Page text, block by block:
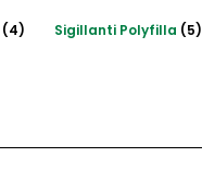
(4) Sigillanti Polyfilla (5)